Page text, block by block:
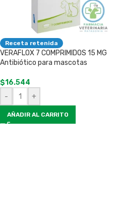
Receta retenida
VERAFLOX 7 COMPRIMIDOS 15 MG
Antibiótico para mascotas
$16.544
-
+
AÑADIR AL CARRITO